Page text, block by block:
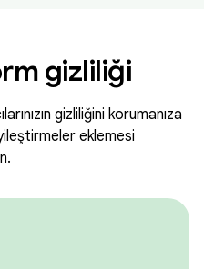
gizliliği
gizliliğini korumanıza
eklemesi